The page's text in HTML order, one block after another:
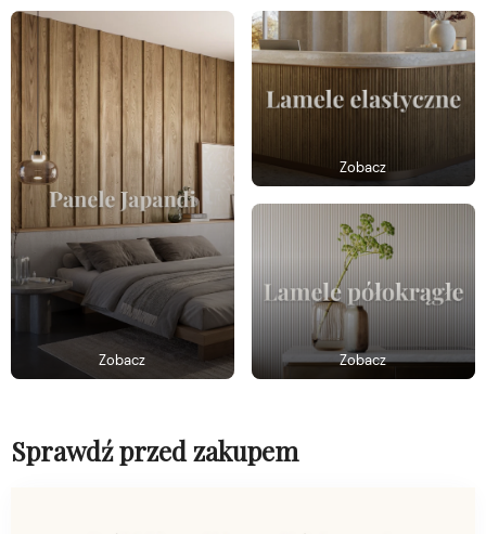
Zobacz
Zobacz
Zobacz
Sprawdź przed zakupem